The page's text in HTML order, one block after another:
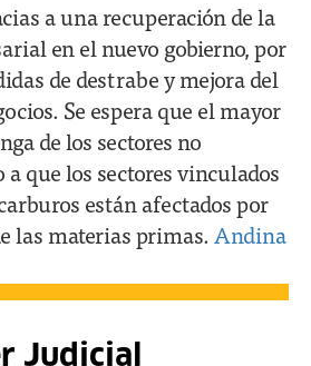
a una recuperación de la
en el nuevo gobierno, por
de destrabe y mejora del
Se espera que el mayor
de los sectores no
que los sectores vinculados
están afectados por
las materias primas. Andina
Judicial